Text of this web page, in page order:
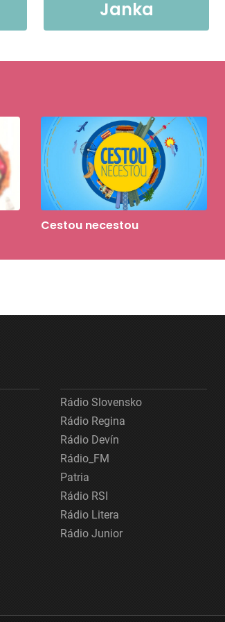
Janka
Cestou necestou
Rádio Slovensko
Rádio Regina
Rádio Devín
Rádio_FM
Patria
Rádio RSI
Rádio Litera
Rádio Junior